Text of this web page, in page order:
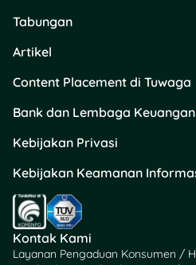
Tabungan
Artikel
Content Placement di Tuwaga
Bank dan Lembaga Keuangan
Kebijakan Privasi
Kebijakan Keamanan
Kontak Kami
Layanan Pengaduan Konsumen /